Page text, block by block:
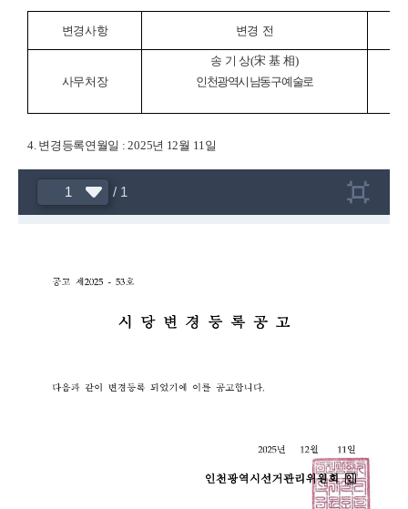
변경사항 변경 전
사무처장
송 기 상(宋 基 相)
인천광역시 남동구 예술로
4. 변경등록연월일 : 2025년 12월 11일